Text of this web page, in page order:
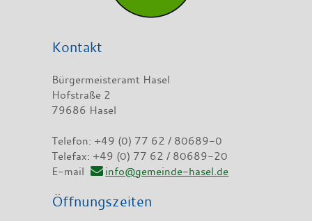
Kontakt
Bürgermeisteramt Hasel
Hofstraße 2
79686 Hasel
Telefon: +49 (0) 77 62 / 80689-0
Telefax: +49 (0) 77 62 / 80689-20
E-mail
info@gemeinde-hasel.de
Öffnungszeiten